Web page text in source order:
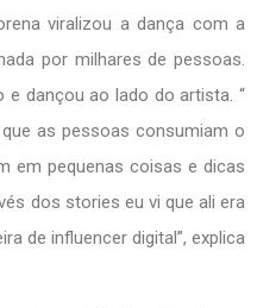
viralizou a dança com a
por milhares de pessoas.
e dançou ao lado do artista. “
as pessoas consumiam o
em pequenas coisas e dicas
dos stories eu vi que ali era
de influencer digital”, explica